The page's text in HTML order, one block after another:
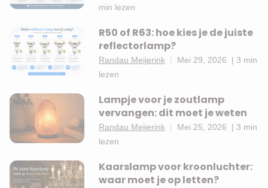
min lezen
R50 of R63: hoe kies je de juiste
reflectorlamp?
Randau Meijerink | Mei 29, 2026 | 3 min
lezen
Lampje voor je zoutlamp
vervangen: dit moet je weten
Randau Meijerink | Mei 25, 2026 | 3 min
lezen
Kaarslamp voor kroonluchter:
waar moet je op letten?